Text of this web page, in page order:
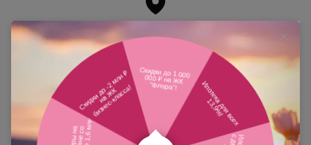
Похожие планировки